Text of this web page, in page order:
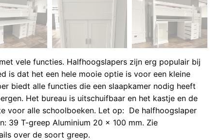
vele functies. Halfhoogslapers zijn erg populair bij
is dat het een hele mooie optie is voor een kleine
biedt alle functies die een slaapkamer nodig heeft
Het bureau is uitschuifbaar en het kastje en de
voor alle schoolboeken. Let op: De halfhoogslaper
39 T-greep Aluminium 20 x 100 mm. Zie
over de soort greep.